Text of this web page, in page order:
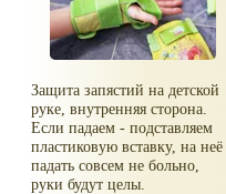
Защита запястий на детской
руке, внутренняя сторона.
Если падаем - подставляем
пластиковую вставку, на неё
падать совсем не больно,
руки будут целы.